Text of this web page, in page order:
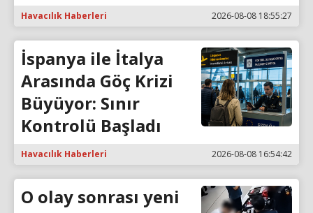
Havacılık Haberleri 2026-08-08 18:55:27
İspanya ile İtalya
Arasında Göç Krizi
Büyüyor: Sınır
Kontrolü Başladı
Havacılık Haberleri 2026-08-08 16:54:42
O olay sonrası yeni